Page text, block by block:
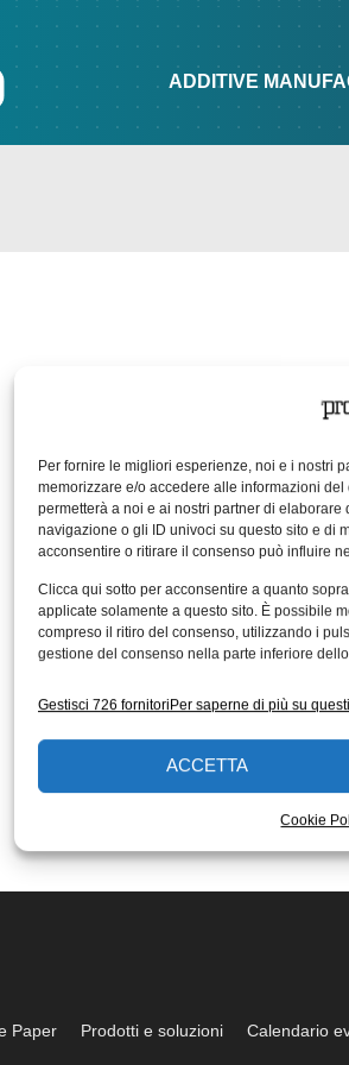
Per fornire le migliori esperienze, noi e i nostri
memorizzare e/o accedere alle informazioni
permetterà a noi e ai nostri partner di
navigazione o gli ID univoci su questo sito e di
acconsentire o ritirare il consenso può influire
Clicca qui sotto per acconsentire a quanto
applicate solamente a questo sito. È possibile
compreso il ritiro del consenso, utilizzando i
gestione del consenso nella parte inferiore
Gestisci 726 fornitoriPer saperne di più su
ACCETTA
Cookie
QUADERNI DI
ADDITIVE
Paper Prodotti e soluzioni Calendario